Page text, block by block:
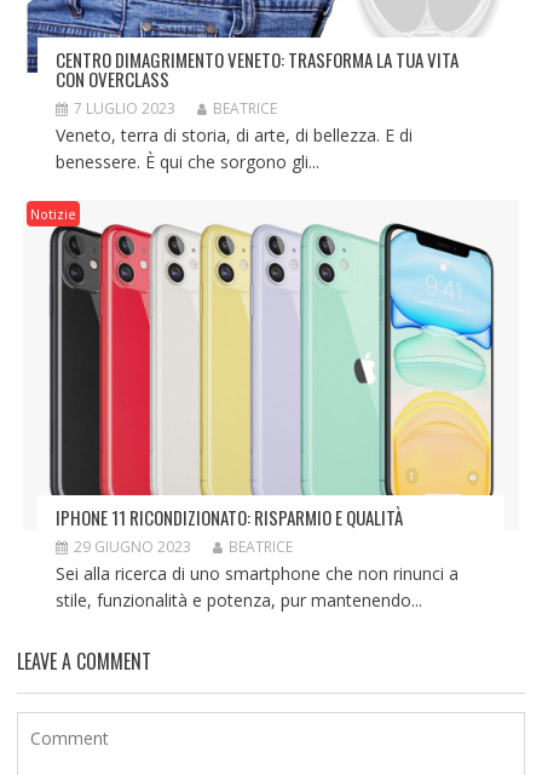
CENTRO DIMAGRIMENTO VENETO: TRASFORMA LA TUA VITA
CON OVERCLASS
7 LUGLIO 2023 BEATRICE
Veneto, terra di storia, di arte, di bellezza. E di
benessere. È qui che sorgono gli...
Notizie
IPHONE 11 RICONDIZIONATO: RISPARMIO E QUALITÀ
29 GIUGNO 2023 BEATRICE
Sei alla ricerca di uno smartphone che non rinunci a
stile, funzionalità e potenza, pur mantenendo...
LEAVE A COMMENT